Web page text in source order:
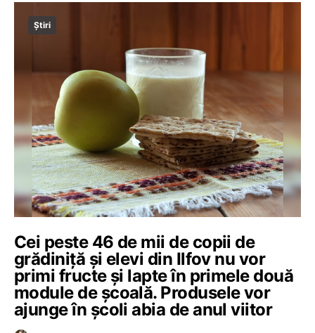
Știri
Cei peste 46 de mii de copii de
grădiniță și elevi din Ilfov nu vor
primi fructe și lapte în primele două
module de școală. Produsele vor
ajunge în școli abia de anul viitor